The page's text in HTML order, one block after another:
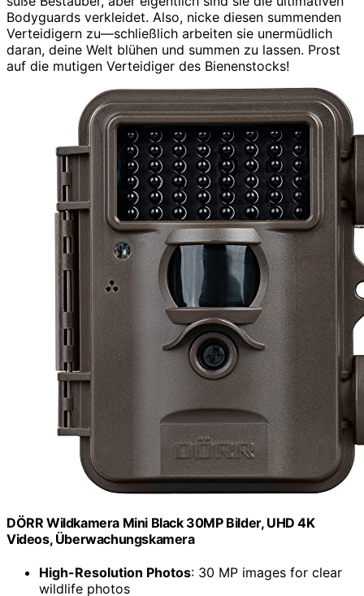
Bodyguards verkleidet. Also, nicke diesen summenden
Verteidigern zu—schließlich arbeiten sie unermüdlich
daran, deine Welt blühen und summen zu lassen. Prost
auf die mutigen Verteidiger des Bienenstocks!
DÖRR Wildkamera Mini Black 30MP Bilder, UHD 4K
Videos, Überwachungskamera
High-Resolution Photos: 30 MP images for clear
wildlife photos